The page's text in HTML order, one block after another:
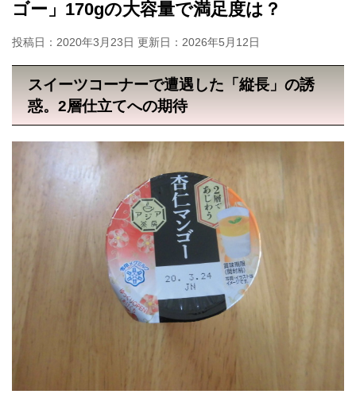
ゴー」170gの大容量で満足度は？
投稿日：2020年3月23日 更新日： 2026年5月12日
スイーツコーナーで遭遇した「縦長」の誘
惑。2層仕立てへの期待